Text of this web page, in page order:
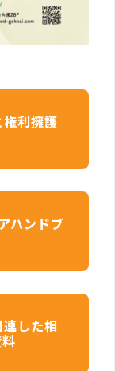
利擁護
ハンドブ
した相